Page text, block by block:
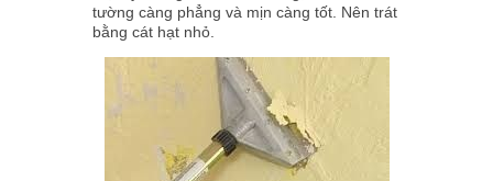
tường càng phẳng và mịn càng tốt. Nên trát
bằng cát hạt nhỏ.